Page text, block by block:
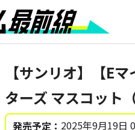
【サンリオ】【E
ターズ マスコット
発売予定： 2025年9月19日